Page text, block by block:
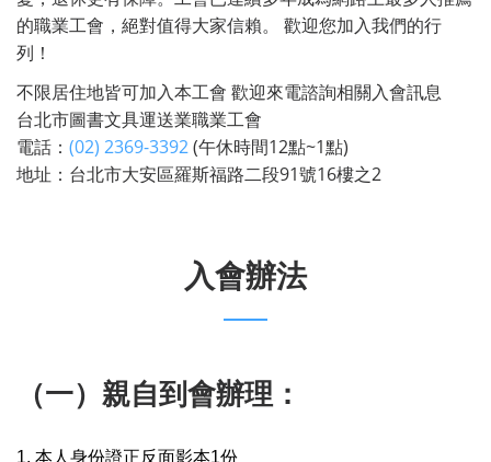
的職業工會，絕對值得大家信賴。 歡迎您加入我們的行
列！
不限居住地皆可加入本工會 歡迎來電諮詢相關入會訊息
台北市圖書文具運送業職業工會
電話： (02) 2369-3392(午休時間12點~1點)
地址：台北市大安區羅斯福路二段91號16樓之2
入會辦法
（一）親自到會辦理：
1. 本人身份證正反面影本1份